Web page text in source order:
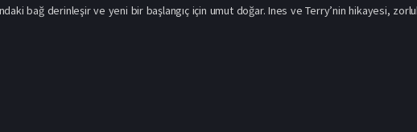
bağ derinleşir ve yeni bir başlangıç için umut doğar. Ines ve Terry’nin hikayesi,